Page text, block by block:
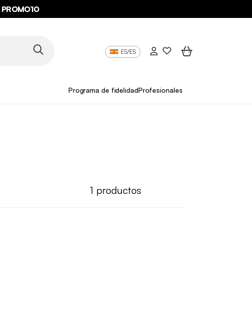
PROMO10
ES/ES
Programa de fidelidadProfesionales
1 productos